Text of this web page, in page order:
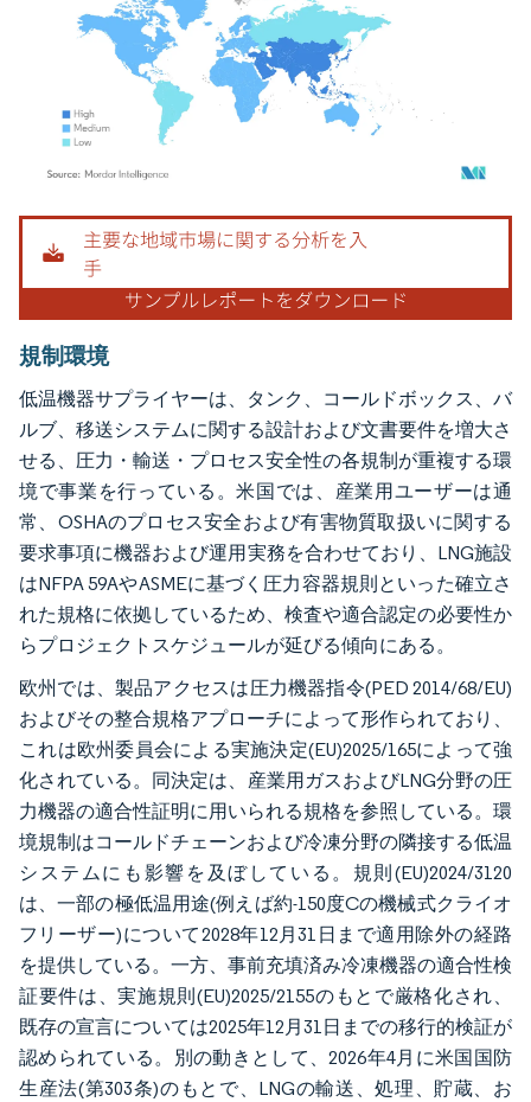
画像 © Mordor Intelligence。再利用にはCC BY 4.0の表示が必要です。
規制環境
低温機器サプライヤーは、タンク、コールドボックス、バ
ルブ、移送システムに関する設計および文書要件を増大さ
せる、圧力・輸送・プロセス安全性の各規制が重複する環
境で事業を行っている。米国では、産業用ユーザーは通
常、OSHAのプロセス安全および有害物質取扱いに関する
要求事項に機器および運用実務を合わせており、LNG施設
はNFPA 59AやASMEに基づく圧力容器規則といった確立さ
れた規格に依拠しているため、検査や適合認定の必要性か
らプロジェクトスケジュールが延びる傾向にある。
欧州では、製品アクセスは圧力機器指令(PED 2014/68/EU)
およびその整合規格アプローチによって形作られており、
これは欧州委員会による実施決定(EU)2025/165によって強
化されている。同決定は、産業用ガスおよびLNG分野の圧
力機器の適合性証明に用いられる規格を参照している。環
境規制はコールドチェーンおよび冷凍分野の隣接する低温
システムにも影響を及ぼしている。規則(EU)2024/3120
は、一部の極低温用途(例えば約-150度Cの機械式クライオ
フリーザー)について2028年12月31日まで適用除外の経路
を提供している。一方、事前充填済み冷凍機器の適合性検
証要件は、実施規則(EU)2025/2155のもとで厳格化され、
既存の宣言については2025年12月31日までの移行的検証が
認められている。別の動きとして、2026年4月に米国国防
生産法(第303条)のもとで、LNGの輸送、処理、貯蔵、お